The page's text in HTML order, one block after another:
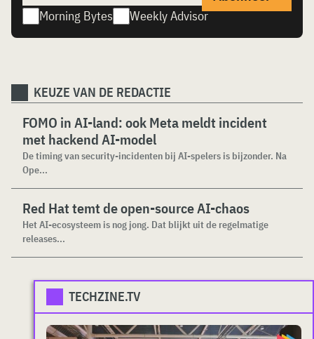
Morning Bytes Weekly Advisor
KEUZE VAN DE REDACTIE
FOMO in AI-land: ook Meta meldt incident
met hackend AI-model
De timing van security-incidenten bij AI-spelers is bijzonder. Na
Ope...
Red Hat temt de open-source AI-chaos
Het AI-ecosysteem is nog jong. Dat blijkt uit de regelmatige
releases...
TECHZINE.TV